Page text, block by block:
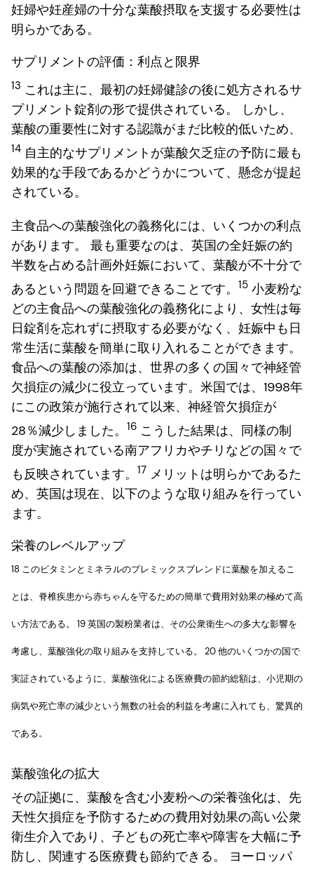
妊婦や妊産婦の十分な葉酸摂取を支援する必要性は
明らかである。
サプリメントの評価：利点と限界
13 これは主に、最初の妊婦健診の後に処方されるサ
プリメント錠剤の形で提供されている。 しかし、
葉酸の重要性に対する認識がまだ比較的低いため、
14 自主的なサプリメントが葉酸欠乏症の予防に最も
効果的な手段であるかどうかについて、懸念が提起
されている。
主食品への葉酸強化の義務化には、いくつかの利点
があります。 最も重要なのは、英国の全妊娠の約
半数を占める計画外妊娠において、葉酸が不十分で
あるという問題を回避できることです。 15 小麦粉な
どの主食品への葉酸強化の義務化により、女性は毎
日錠剤を忘れずに摂取する必要がなく、妊娠中も日
常生活に葉酸を簡単に取り入れることができます。
食品への葉酸の添加は、世界の多くの国々で神経管
欠損症の減少に役立っています。米国では、1998年
にこの政策が施行されて以来、神経管欠損症が
28％減少しました。 16 こうした結果は、同様の制
度が実施されている南アフリカやチリなどの国々で
も反映されています。 17 メリットは明らかであるた
め、英国は現在、以下のような取り組みを行ってい
ます。
栄養のレベルアップ
18 このビタミンとミネラルのプレミックスブレンドに葉酸を加えるこ
とは、脊椎疾患から赤ちゃんを守るための簡単で費用対効果の極めて高
い方法である。 19 英国の製粉業者は、その公衆衛生への多大な影響を
考慮し、葉酸強化の取り組みを支持している。 20 他のいくつかの国で
実証されているように、葉酸強化による医療費の節約総額は、小児期の
病気や死亡率の減少という無数の社会的利益を考慮に入れても、驚異的
である。
葉酸強化の拡大
その証拠に、葉酸を含む小麦粉への栄養強化は、先
天性欠損症を予防するための費用対効果の高い公衆
衛生介入であり、子どもの死亡率や障害を大幅に予
防し、関連する医療費も節約できる。 ヨーロッパ